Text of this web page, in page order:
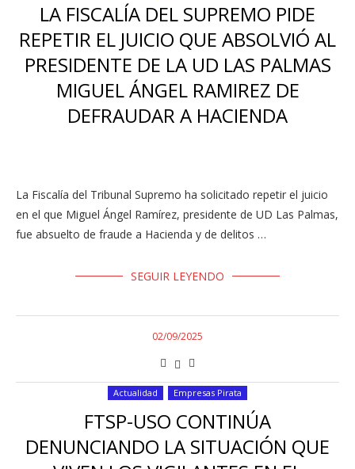
LA FISCALÍA DEL SUPREMO PIDE
REPETIR EL JUICIO QUE ABSOLVIÓ AL
PRESIDENTE DE LA UD LAS PALMAS
MIGUEL ÁNGEL RAMIREZ DE
DEFRAUDAR A HACIENDA
La Fiscalía del Tribunal Supremo ha solicitado repetir el juicio
en el que Miguel Ángel Ramírez, presidente de UD Las Palmas,
fue absuelto de fraude a Hacienda y de delitos …
SEGUIR LEYENDO
02/09/2025
Actualidad Empresas Pirata
FTSP-USO CONTINÚA
DENUNCIANDO LA SITUACIÓN QUE